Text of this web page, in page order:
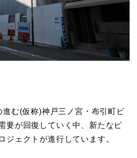
む(仮称)神戸三ノ宮・布引町ビ
要が回復していく中、新たなビ
ジェクトが進行しています。